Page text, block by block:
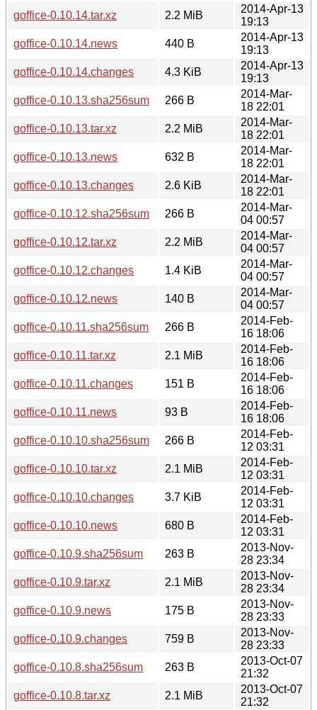
goffice-0.10.14.tar.xz
2.2 MiB
2014-Apr-13
19:13
goffice-0.10.14.news
440 B
2014-Apr-13
19:13
goffice-0.10.14.changes
4.3 KiB
2014-Apr-13
19:13
goffice-0.10.13.sha256sum
266 B
2014-Mar-
18 22:01
goffice-0.10.13.tar.xz
2.2 MiB
2014-Mar-
18 22:01
goffice-0.10.13.news
632 B
2014-Mar-
18 22:01
goffice-0.10.13.changes
2.6 KiB
2014-Mar-
18 22:01
goffice-0.10.12.sha256sum
266 B
2014-Mar-
04 00:57
goffice-0.10.12.tar.xz
2.2 MiB
2014-Mar-
04 00:57
goffice-0.10.12.changes
1.4 KiB
2014-Mar-
04 00:57
goffice-0.10.12.news
140 B
2014-Mar-
04 00:57
goffice-0.10.11.sha256sum
266 B
2014-Feb-
16 18:06
goffice-0.10.11.tar.xz
2.1 MiB
2014-Feb-
16 18:06
goffice-0.10.11.changes
151 B
2014-Feb-
16 18:06
goffice-0.10.11.news
93 B
2014-Feb-
16 18:06
goffice-0.10.10.sha256sum
266 B
2014-Feb-
12 03:31
goffice-0.10.10.tar.xz
2.1 MiB
2014-Feb-
12 03:31
goffice-0.10.10.changes
3.7 KiB
2014-Feb-
12 03:31
goffice-0.10.10.news
680 B
2014-Feb-
12 03:31
goffice-0.10.9.sha256sum
263 B
2013-Nov-
28 23:34
goffice-0.10.9.tar.xz
2.1 MiB
2013-Nov-
28 23:34
goffice-0.10.9.news
175 B
2013-Nov-
28 23:33
goffice-0.10.9.changes
759 B
2013-Nov-
28 23:33
goffice-0.10.8.sha256sum
263 B
2013-Oct-07
21:32
goffice-0.10.8.tar.xz
2.1 MiB
2013-Oct-07
21:32